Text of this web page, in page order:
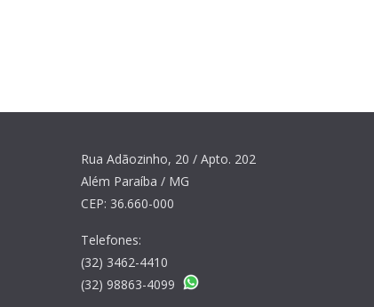
Rua Adãozinho, 20 / Apto. 202
Além Paraíba / MG
CEP: 36.660-000
Telefones:
(32) 3462-4410
(32) 98863-4099